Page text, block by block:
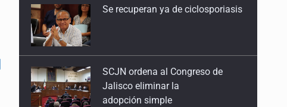
Narrativa contra confianza y certidumbre
14 de Abril de 2026
De la frustración al Plan B
24 de Marzo de 2026
SCJN ordena al Congreso de
Cae ex mando por agresión a ex
pareja y procesan a agente por
abuso a menor